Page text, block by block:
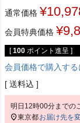
通常価格 ¥
会員特典価格 ¥
[ 100 ポイント進呈 ]
会員価格で購入する
送料込
明日 12時00分 までの
東京都お届け先を